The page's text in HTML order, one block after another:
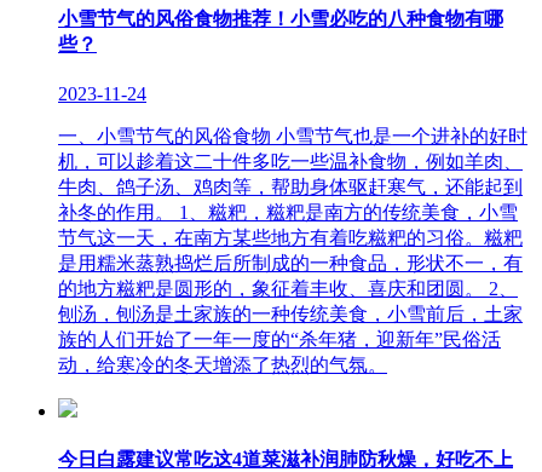
小雪节气的风俗食物推荐！小雪必吃的八种食物有哪
些？
2023-11-24
一、小雪节气的风俗食物 小雪节气也是一个进补的好时
机，可以趁着这二十件多吃一些温补食物，例如羊肉、
牛肉、鸽子汤、鸡肉等，帮助身体驱赶寒气，还能起到
补冬的作用。 1、糍粑，糍粑是南方的传统美食，小雪
节气这一天，在南方某些地方有着吃糍粑的习俗。糍粑
是用糯米蒸熟捣烂后所制成的一种食品，形状不一，有
的地方糍粑是圆形的，象征着丰收、喜庆和团圆。 2、
刨汤，刨汤是土家族的一种传统美食，小雪前后，土家
族的人们开始了一年一度的“杀年猪，迎新年”民俗活
动，给寒冷的冬天增添了热烈的气氛。
今日白露建议常吃这4道菜滋补润肺防秋燥，好吃不上